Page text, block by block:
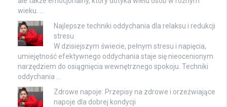
wieku. …
Najlepsze techniki oddychania dla relaksu i redukcji
stresu
W dzisiejszym świecie, pełnym stresu i napięcia,
umiejętność efektywnego oddychania staje się nieocenionym
narzędziem do osiągnięcia wewnętrznego spokoju. Techniki
oddychania …
Zdrowe napoje: Przepisy na zdrowe i orzeźwiające
napoje dla dobrej kondycji